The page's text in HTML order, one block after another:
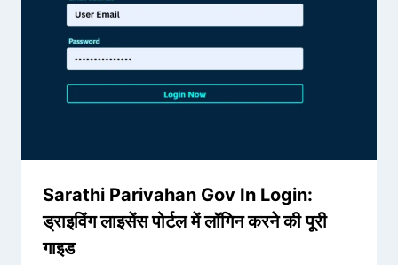
Sarathi Parivahan Gov In Login:
ड्राइविंग लाइसेंस पोर्टल में लॉगिन करने की पूरी
गाइड